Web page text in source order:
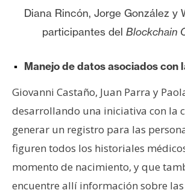
Diana Rincón, Jorge González y
participantes del Blockchain
Manejo de datos asociados con
Giovanni Castaño, Juan Parra y
desarrollando una iniciativa con la
generar un registro para las
figuren todos los historiales
momento de nacimiento, y que
encuentre allí información sobre